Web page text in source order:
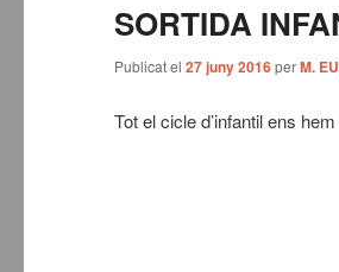
SORTIDA
Publicat el 27 juny 2016perM.
Tot el cicle d’infantil ens